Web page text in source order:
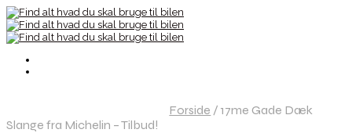
Forside / 17me Gade Dæk
Slange fra Michelin – Tilbud!